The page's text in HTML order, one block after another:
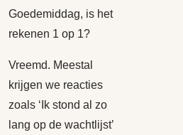
Goedemiddag, is het
rekenen 1 op 1?
Vreemd. Meestal
krijgen we reacties
zoals ‘Ik stond al zo
lang op de wachtlijst’